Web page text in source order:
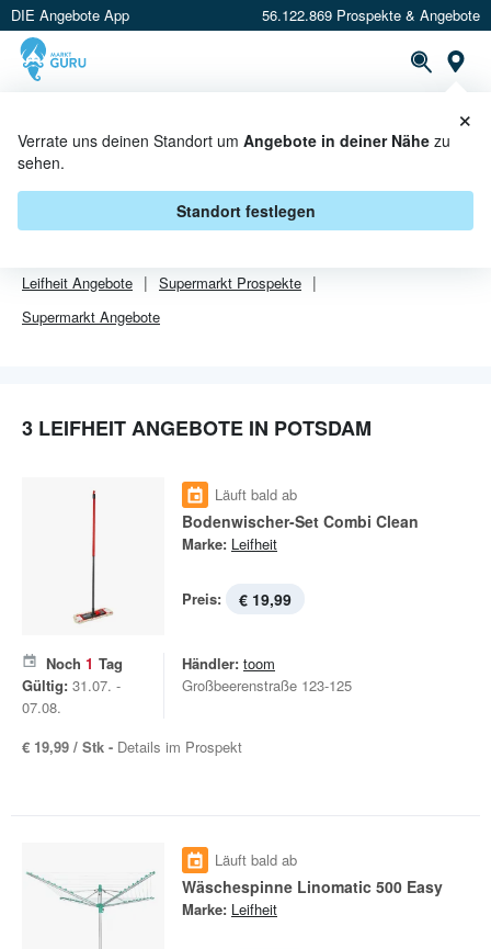
DIE Angebote App 56.122.869 Prospekte & Angebote
Verrate uns deinen Standort um Angebote in deiner Nähe zu
sehen.
Standort festlegen
×
LEIFHEIT ANGEBOTE IN POTSDAM
VonLeifheitgibt es aktuell3 Angebote in Potsdam.
Leifheit Angebote Supermarkt Prospekte
Supermarkt Angebote
3 LEIFHEIT ANGEBOTE IN POTSDAM
Läuft bald ab
Bodenwischer-Set Combi Clean
Marke: Leifheit
Preis: € 19,99
Noch 1 Tag
Gültig: 31.07. -
07.08.
Händler: toom
Großbeerenstraße 123-125
€ 19,99 / Stk - Details im Prospekt
Läuft bald ab
Wäschespinne Linomatic 500 Easy
Marke: Leifheit